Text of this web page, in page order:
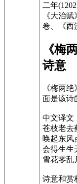
二年
《大治
卷、《西
《梅
诗意
《梅两
面是该诗
中文译文
苍枝老去
唤起东风
会得生生
雪花零乱
诗意和赏